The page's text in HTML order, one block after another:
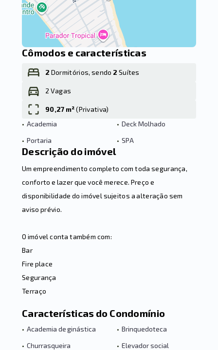
Cômodos e características
2 Dormitórios, sendo 2 Suítes
2 Vagas
90,27 m²(Privativa)
• Academia • Deck Molhado
• Portaria • SPA
Descrição do imóvel
Um empreendimento completo com toda segurança,
conforto e lazer que você merece. Preço e
disponibilidade do imóvel sujeitos a alteração sem
aviso prévio.
O imóvel conta também com:
Bar
Fire place
Segurança
Terraço
Características do Condomínio
• Academia de ginástica • Brinquedoteca
• Churrasqueira • Elevador social